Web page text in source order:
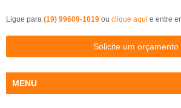
Ligue para (19) 99609-1019 ou clique aqui e entre
Solicite um orçamento
MENU